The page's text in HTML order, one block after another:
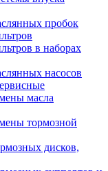
пробок
в наборах
насосов
масла
тормозной
дисков,